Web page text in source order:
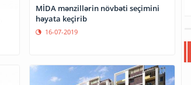
MİDA mənzillərin növbəti seçimini
həyata keçirib
16-07-2019